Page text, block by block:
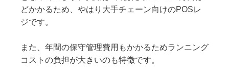
どかかるため、やはり大手チェーン向けのPOSレ
ジです。
また、年間の保守管理費用もかかるためランニング
コストの負担が大きいのも特徴です。